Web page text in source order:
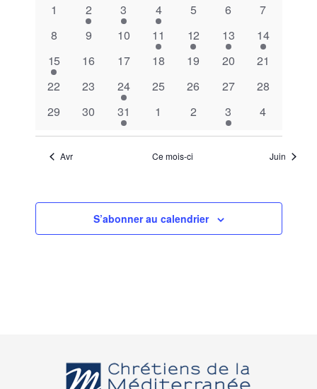
0
évènements
1
1
évènement
2
1
évènement
3
1
évènement
4
0
5
0
6
0
7
0
8
0
9
0
évènements
10
1
évènement
11
1
évènement
12
3
évènements
13
2
évènements
14
1
évènement
15
0
16
0
17
0
18
0
19
0
20
0
21
0
22
0
évènements
23
2
évènements
24
0
25
0
26
0
27
0
28
0
29
0
évènements
30
2
évènements
31
0
1
0
évènements
2
1
évènement
3
0
4
Avr Ce mois-ci Juin
S’abonner au calendrier